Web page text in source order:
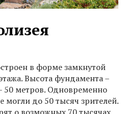
в форме замкнутой
Высота фундамента –
50 метров. Одновременно
могли до 50 тысяч зрителей.